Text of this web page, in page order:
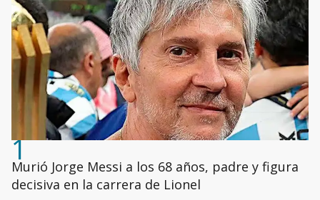
1
Murió Jorge Messi a los 68 años, padre y figura
decisiva en la carrera de Lionel